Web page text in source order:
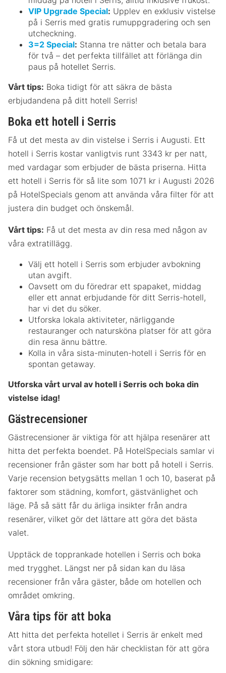
VIP Upgrade Special: Upplev en exklusiv vistelse
på i Serris med gratis rumuppgradering och sen
utcheckning.
3=2 Special: Stanna tre nätter och betala bara
för två – det perfekta tillfället att förlänga din
paus på hotellet Serris.
Vårt tips: Boka tidigt för att säkra de bästa
erbjudandena på ditt hotell Serris!
Boka ett hotell i Serris
Få ut det mesta av din vistelse i Serris i Augusti. Ett
hotell i Serris kostar vanligtvis runt 3343 kr per natt,
med vardagar som erbjuder de bästa priserna. Hitta
ett hotell i Serris för så lite som 1071 kr i Augusti 2026
på HotelSpecials genom att använda våra filter för att
justera din budget och önskemål.
Vårt tips: Få ut det mesta av din resa med någon av
våra extratillägg.
Välj ett hotell i Serris som erbjuder avbokning
utan avgift.
Oavsett om du föredrar ett spapaket, middag
eller ett annat erbjudande för ditt Serris-hotell,
har vi det du söker.
Utforska lokala aktiviteter, närliggande
restauranger och natursköna platser för att göra
din resa ännu bättre.
Kolla in våra sista-minuten-hotell i Serris för en
spontan getaway.
Utforska vårt urval av hotell i Serris och boka din
vistelse idag!
Gästrecensioner
Gästrecensioner är viktiga för att hjälpa resenärer att
hitta det perfekta boendet. På HotelSpecials samlar vi
recensioner från gäster som har bott på hotell i Serris.
Varje recension betygsätts mellan 1 och 10, baserat på
faktorer som städning, komfort, gästvänlighet och
läge. På så sätt får du ärliga insikter från andra
resenärer, vilket gör det lättare att göra det bästa
valet.
Upptäck de topprankade hotellen i Serris och boka
med trygghet. Längst ner på sidan kan du läsa
recensioner från våra gäster, både om hotellen och
området omkring.
Våra tips för att boka
Att hitta det perfekta hotellet i Serris är enkelt med
vårt stora utbud! Följ den här checklistan för att göra
din sökning smidigare: